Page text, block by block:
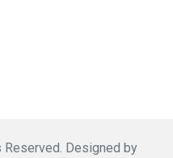
Designed by